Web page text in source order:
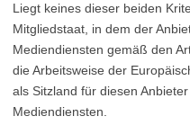
Liegt keines dieser beiden
Mitgliedstaat, in dem der
Mediendiensten gemäß den
die Arbeitsweise der
als Sitzland für diesen
Mediendiensten.